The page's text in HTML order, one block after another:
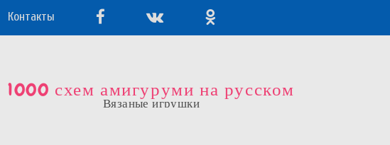
Контакты
1000 схем амигуруми на русском
Вязаные игрушки